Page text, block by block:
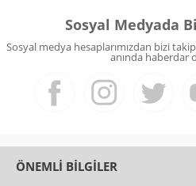
Sosyal Medyada
Sosyal medya hesaplarımızdan bizi
anında haberdar
ÖNEMLI BILGILER